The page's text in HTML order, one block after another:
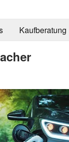
Kaufberatung